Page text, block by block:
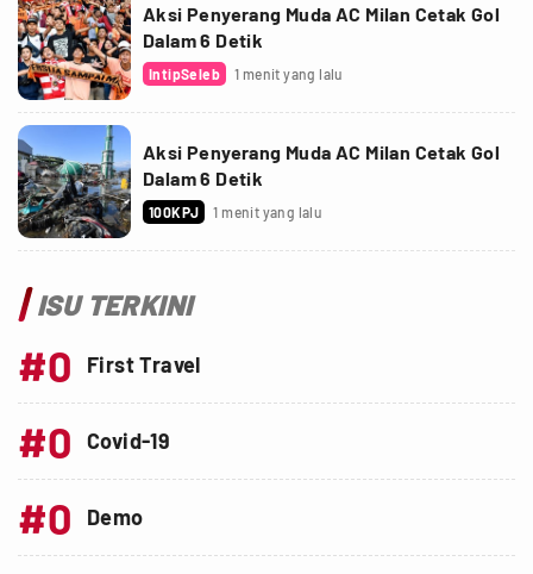
Aksi Penyerang Muda AC Milan Cetak Gol
Dalam 6 Detik
IntipSeleb 1 menit yang lalu
Aksi Penyerang Muda AC Milan Cetak Gol
Dalam 6 Detik
100KPJ 1 menit yang lalu
ISU TERKINI
#0 First Travel
#0 Covid-19
#0 Demo